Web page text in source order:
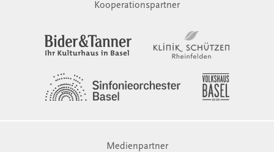
Kooperationspartner
Medienpartner